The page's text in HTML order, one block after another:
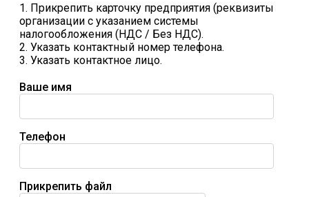
1. Прикрепить карточку предприятия (реквизиты
организации с указанием системы
налогообложения (НДС / Без НДС).
2. Указать контактный номер телефона.
3. Указать контактное лицо.
Ваше имя
Телефон
Прикрепить файл